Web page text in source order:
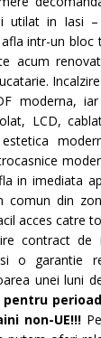
utilat in Iasi –
afla intr-un
acum
moderna,
LCD,
in imediata
comun din
acces catre
contract de
o garantie
unei luni
pentru
non-UE!!!